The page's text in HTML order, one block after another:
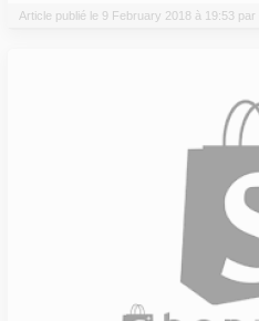
Article publié le 9 February 2018 à 19:53 par